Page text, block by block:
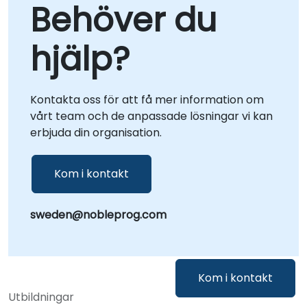
Kom i kontakt
realtidsamarbete och lösningsoptimering
oavsett plats. För lokala samarbetsformer
deployar våra rådgivare direkt till dina
anläggningar i eller använder NobleProg:s
företagscenter i för att genomföra riktade
workshoppar och strategisammanträdanden.
NobleProg -- Din Lokala Rådgivningspartner
Behöver du
hjälp?
Kontakta oss för att få mer information om
vårt team och de anpassade lösningar vi kan
erbjuda din organisation.
Kom i kontakt
sweden@nobleprog.com
Utbildningar